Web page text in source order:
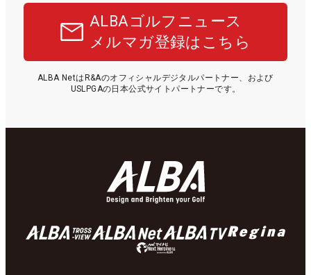
ALBAゴルフニュース
メルマガ登録はこちら
ALBA NetはR&Aのオフィシャルデジタルパートナー、および
USLPGAの日本公式サイトパートナーです。